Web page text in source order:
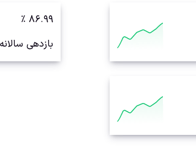
۸۶.۹۹ ٪
بازدهی سالانه